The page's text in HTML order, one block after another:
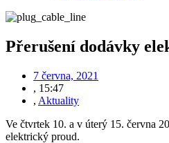
Přerušení dodávky
7 června, 2021
, 15:47
, Aktuality
Ve čtvrtek 10. a v úterý 15. června
elektrický proud.